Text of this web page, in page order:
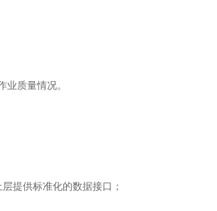
质量情况。
提供标准化的数据接口；